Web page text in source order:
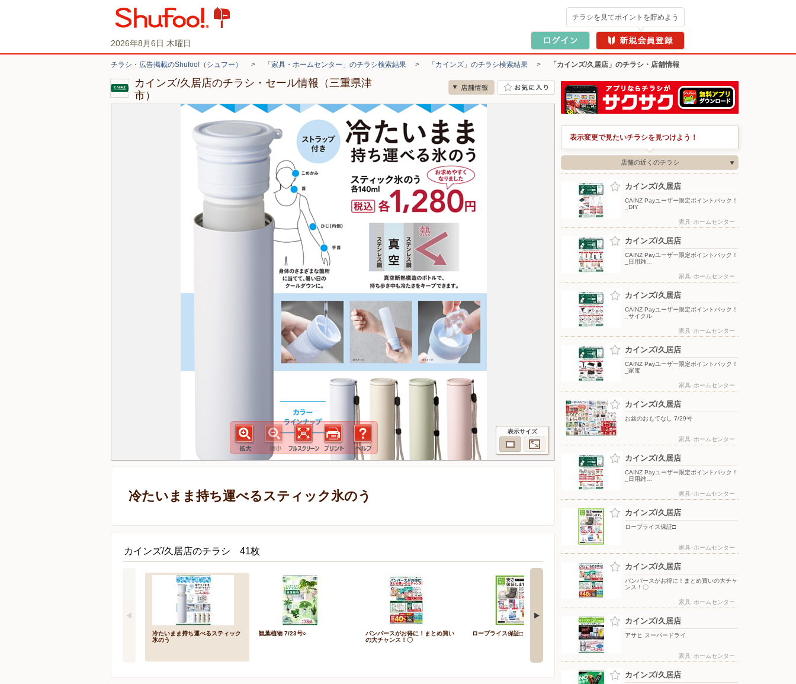
2026年8月6日 木曜日
チラシを見てポイントを貯めよう
チラシ・広告掲載のShufoo!（シュフー） > 「家具・ホームセンター」のチラシ検索結果 > 「カインズ」のチラシ検索結果 > 「カインズ/久居店」のチラシ・店舗情報
カインズ/久居店のチラシ・セール情報（三重県津
市）
表示サイズ
冷たいまま持ち運べるスティック氷のう
カインズ/久居店のチラシ 41枚
冷たいまま持ち運べるスティック
氷のう
観葉植物 7/23号○
パンパースがお得に！まとめ買い
の大チャンス！〇
ロープライス保証□
レンジで作れる！ホットサンド＆
肉じゃが
表示変更で見たいチラシを見つけよう！
店舗の近くのチラシ
カインズ/久居店
CAINZ Payユーザー限定ポイントバック！
_DIY
家具･ホームセンター
カインズ/久居店
CAINZ Payユーザー限定ポイントバック！
_日用雑…
家具･ホームセンター
カインズ/久居店
CAINZ Payユーザー限定ポイントバック！
_サイクル
家具･ホームセンター
カインズ/久居店
CAINZ Payユーザー限定ポイントバック！
_家電
家具･ホームセンター
カインズ/久居店
お盆のおもてなし 7/29号
家具･ホームセンター
カインズ/久居店
CAINZ Payユーザー限定ポイントバック！
_日用雑…
家具･ホームセンター
カインズ/久居店
ロープライス保証□
家具･ホームセンター
カインズ/久居店
パンパースがお得に！まとめ買いの大チャ
ンス！〇
家具･ホームセンター
カインズ/久居店
アサヒ スーパードライ
家具･ホームセンター
カインズ/久居店